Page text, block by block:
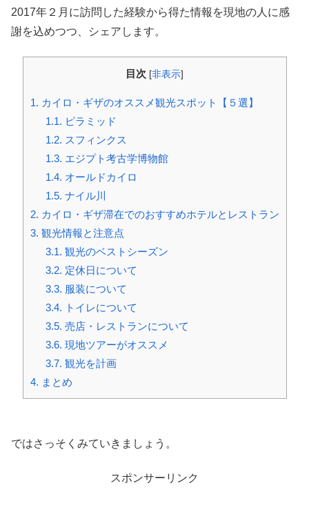
2017年２月に訪問した経験から得た情報を現地の人に感
謝を込めつつ、シェアします。
目次 [非表示]
1. カイロ・ギザのオススメ観光スポット【５選】
1.1. ピラミッド
1.2. スフィンクス
1.3. エジプト考古学博物館
1.4. オールドカイロ
1.5. ナイル川
2. カイロ・ギザ滞在でのおすすめホテルとレストラン
3. 観光情報と注意点
3.1. 観光のベストシーズン
3.2. 定休日について
3.3. 服装について
3.4. トイレについて
3.5. 売店・レストランについて
3.6. 現地ツアーがオススメ
3.7. 観光を計画
4. まとめ
ではさっそくみていきましょう。
スポンサーリンク